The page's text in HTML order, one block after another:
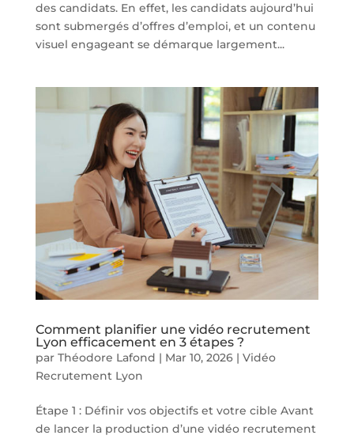
des candidats. En effet, les candidats aujourd’hui
sont submergés d’offres d’emploi, et un contenu
visuel engageant se démarque largement...
Comment planifier une vidéo recrutement
Lyon efficacement en 3 étapes ?
par Théodore Lafond | Mar 10, 2026| Vidéo
Recrutement Lyon
Étape 1 : Définir vos objectifs et votre cible Avant
de lancer la production d’une vidéo recrutement